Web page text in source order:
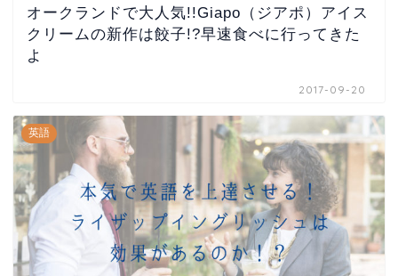
オークランドで大人気!!Giapo（ジアポ）アイス
クリームの新作は餃子!?早速食べに行ってきた
よ
2017-09-20
英語